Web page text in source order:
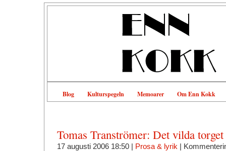
Blog Kulturspegeln Memoarer Om Enn Kokk
Tomas Tranströmer: Det vilda torget
17 augusti 2006 18:50 | Prosa & lyrik |